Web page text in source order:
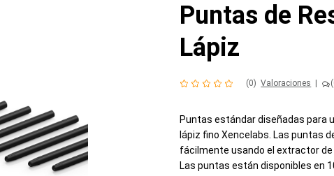
Puntas de
Lápiz
(0)Valoraciones
Puntas estándar diseñadas para
lápiz fino Xencelabs. Las puntas
fácilmente usando el extractor
Las puntas están disponibles en